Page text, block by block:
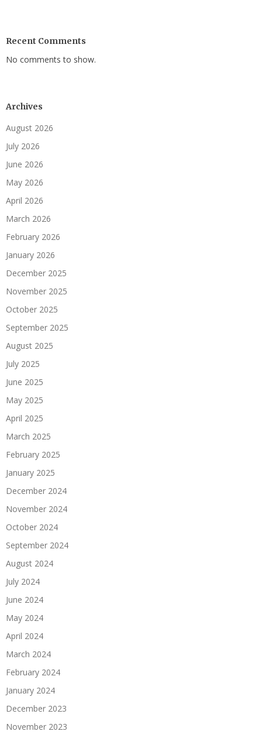
Recent Comments
No comments to show.
Archives
August 2026
July 2026
June 2026
May 2026
April 2026
March 2026
February 2026
January 2026
December 2025
November 2025
October 2025
September 2025
August 2025
July 2025
June 2025
May 2025
April 2025
March 2025
February 2025
January 2025
December 2024
November 2024
October 2024
September 2024
August 2024
July 2024
June 2024
May 2024
April 2024
March 2024
February 2024
January 2024
December 2023
November 2023